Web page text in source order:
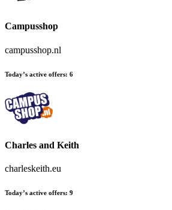
Campusshop
campusshop.nl
Today’s active offers: 6
Charles and Keith
charleskeith.eu
Today’s active offers: 9